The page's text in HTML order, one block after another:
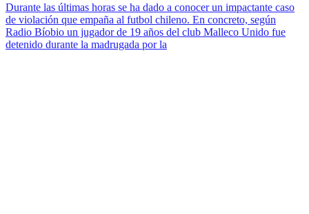
Durante las últimas horas se ha dado a conocer un impactante caso
de violación que empaña al futbol chileno. En concreto, según
Radio Bíobio un jugador de 19 años del club Malleco Unido fue
detenido durante la madrugada por la